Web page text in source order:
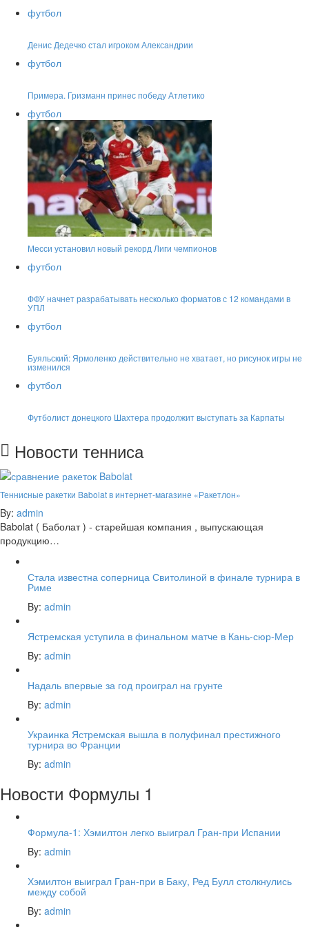
футбол
Денис Дедечко стал игроком Александрии
футбол
Примера. Гризманн принес победу Атлетико
футбол
Месси установил новый рекорд Лиги чемпионов
футбол
ФФУ начнет разрабатывать несколько форматов с 12 командами в
УПЛ
футбол
Буяльский: Ярмоленко действительно не хватает, но рисунок игры не
изменился
футбол
Футболист донецкого Шахтера продолжит выступать за Карпаты
Новости тенниса
Теннисные ракетки Babolat в интернет-магазине «Ракетлон»
By: admin
Babolat ( Баболат ) - старейшая компания , выпускающая
продукцию…
Стала известна соперница Свитолиной в финале турнира в
Риме
By: admin
Ястремская уступила в финальном матче в Кань-сюр-Мер
By: admin
Надаль впервые за год проиграл на грунте
By: admin
Украинка Ястремская вышла в полуфинал престижного
турнира во Франции
By: admin
Новости Формулы 1
Формула-1: Хэмилтон легко выиграл Гран-при Испании
By: admin
Хэмилтон выиграл Гран-при в Баку, Ред Булл столкнулись
между собой
By: admin